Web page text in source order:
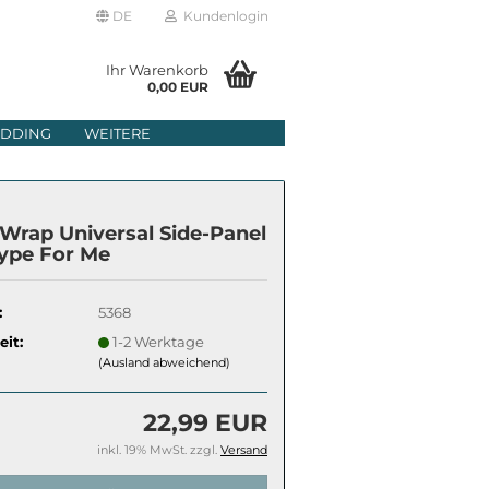
DE Kundenlogin
vergessen?
Ihr Warenkorb
0,00 EUR
WEITERE
Universal Side-Panel
For Me
5368
1-2 Werktage
(Ausland abweichend)
22,99 EUR
inkl. 19% MwSt. zzgl. Versand